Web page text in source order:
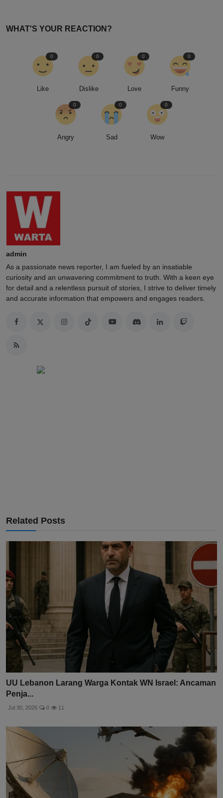
WHAT'S YOUR REACTION?
Like
0
Dislike
0
Love
0
Funny
0
Angry
0
Sad
0
Wow
0
admin
As a passionate news reporter, I am fueled by an insatiable
curiosity and an unwavering commitment to truth. With a keen eye
for detail and a relentless pursuit of stories, I strive to deliver timely
and accurate information that empowers and engages readers.
Related Posts
UU Lebanon Larang Warga Kontak WN Israel: Ancaman
Penja...
Jul 30, 2026 0 11